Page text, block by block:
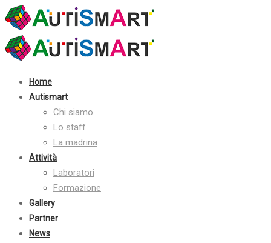
Home
Autismart
Chi siamo
Lo staff
La madrina
Attività
Laboratori
Formazione
Gallery
Partner
News